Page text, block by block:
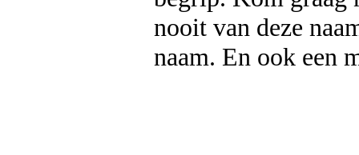
nooit van deze
naam. En ook een